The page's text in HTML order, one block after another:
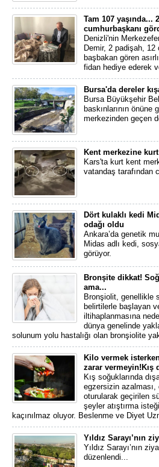
Tam 107 yaşında...
cumhurbaşkanı
Denizli'nin
Demir, 2 padişah, 12
başbakan gören
fidan hediye ederek
Bursa'da dereler
Bursa Büyükşehir
baskınlarının
merkezinden geçen
Kent merkezine
Kars'ta kurt kent
vatandaş tarafından
Dört kulaklı kedi
odağı oldu
Ankara’da genetik
Midas adlı kedi,
görüyor.
Bronşite dikkat!
ama...
Bronşiolit, genellikle
belirtilerle başlayan
iltihaplanmasına
dünya genelinde
solunum yolu hastalığı olan bronşiolite
Kilo vermek
zarar vermeyin!Kış
Kış soğuklarında
egzersizin azalması,
oturularak geçirilen
şeyler atıştırma
kaçınılmaz oluyor. Beslenme ve Diyet
Yıldız Sarayı’nın
Yıldız Sarayı’nın
düzenlendi...